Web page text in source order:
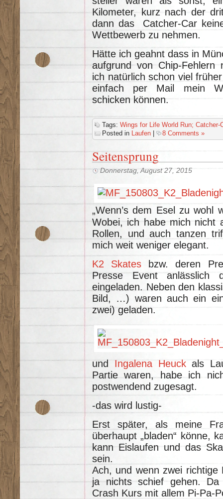
Kilometer, kurz nach der
dann das Catcher-Car
Wettbewerb zu nehmen.
Hätte ich geahnt dass in
aufgrund von Chip-Fehlern
ich natürlich schon viel
einfach per Mail mein
schicken können.
Tags: Wings for Life World Run; Catcher-
Posted in
Laufen 8 Comments »
Seitensprung
Donnerstag, August 27, 2015
„Wenn’s dem Esel zu wohl
Wobei, ich habe mich nicht
Rollen, und auch tanzen
mich weit weniger elegant.
K2 Skates bzw. deren
Presse Event anlässlich
eingeladen. Neben den
Bild, …) waren auch ein
zwei) geladen.
und Ingalena Heuckals
Partie waren, habe ich
postwendend zugesagt.
-das wird lustig-
Erst später, als meine
überhaupt „bladen“ könne,
kann Eislaufen und das
sein.
Ach, und wenn zwei
ja nichts schief gehen.
Crash Kurs mit allem Pi-Pa-